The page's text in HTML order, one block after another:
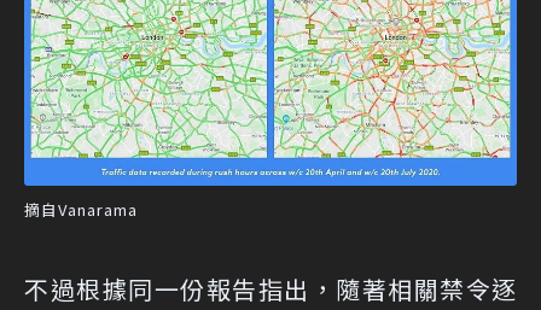
摘自Vanarama
不過根據同一份報告指出，隨著相關禁令逐